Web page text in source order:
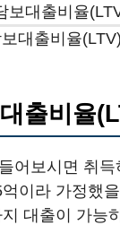
대출비율
출비율
어보시면 취득
이라 가정했
대출이 가능